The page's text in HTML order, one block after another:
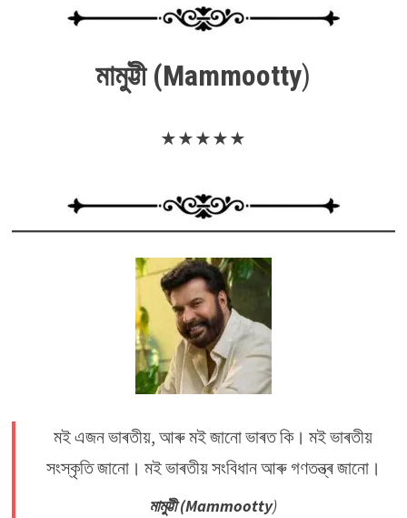
মামুট্টী (Mammootty)
★★★★★
মই এজন ভাৰতীয়, আৰু মই জানো ভাৰত কি। মই ভাৰতীয়
সংস্কৃতি জানো। মই ভাৰতীয় সংবিধান আৰু গণতন্ত্ৰ জানো।
মামুট্টী (Mammootty)